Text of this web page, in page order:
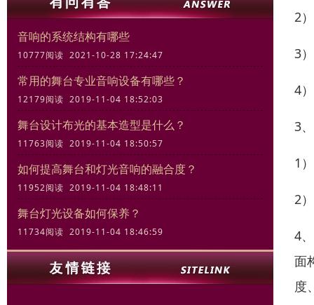
音响的系统结构有哪些
10777阅读 2021-10-28 17:24:47
常用的舞台专业音响设备有哪些？
12179阅读 2019-11-04 18:52:03
舞台设计布光的基本造型是什么？
11763阅读 2019-11-04 18:50:57
如何提高舞台和灯光音响的融合度？
11952阅读 2019-11-04 18:48:11
舞台灯光设备如何保养？
11734阅读 2019-11-04 18:46:59
2
3
4
3
1
2
4
面
度